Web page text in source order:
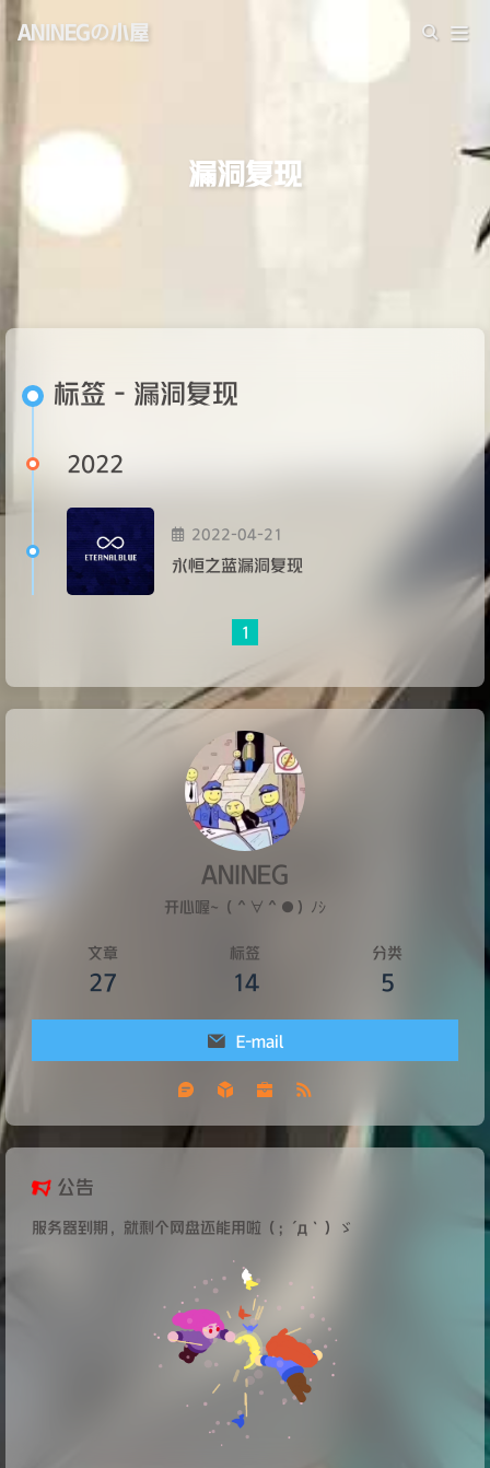
ANINEGの小屋
漏洞复现
标签 - 漏洞复现
2022
2022-04-21
永恒之蓝漏洞复现
1
ANINEG
开心喔~（＾∀＾●）ﾉｼ
文章
27
标签
14
分类
5
E-mail
公告
服务器到期，就剩个网盘还能用啦（；´д｀）ゞ